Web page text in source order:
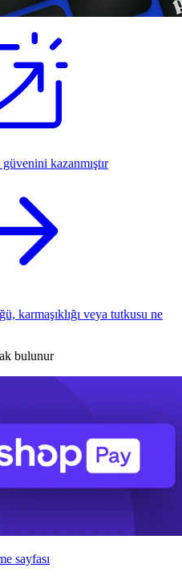
kazanmıştır
karmaşıklığı veya tutkusu ne
bulunur
sayfası